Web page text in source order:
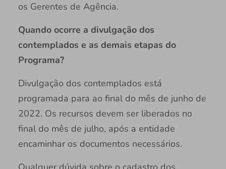
os Gerentes de Agência.
Quando ocorre a divulgação dos
contemplados e as demais etapas do
Programa?
Divulgação dos contemplados está
programada para ao final do mês de junho de
2022. Os recursos devem ser liberados no
final do mês de julho, após a entidade
encaminhar os documentos necessários.